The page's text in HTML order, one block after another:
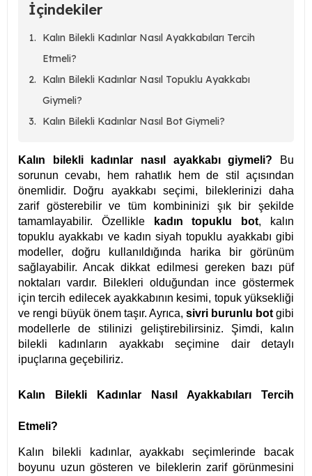
İçindekiler
Kalın Bilekli Kadınlar Nasıl Ayakkabıları Tercih
Etmeli?
Kalın Bilekli Kadınlar Nasıl Topuklu Ayakkabı
Giymeli?
Kalın Bilekli Kadınlar Nasıl Bot Giymeli?
Kalın bilekli kadınlar nasıl ayakkabı giymeli? Bu
sorunun cevabı, hem rahatlık hem de stil açısından
önemlidir. Doğru ayakkabı seçimi, bileklerinizi daha
zarif gösterebilir ve tüm kombininizi şık bir şekilde
tamamlayabilir. Özellikle
kadın topuklu bot, kalın
topuklu ayakkabı ve kadın siyah topuklu ayakkabı gibi
modeller, doğru kullanıldığında harika bir görünüm
sağlayabilir. Ancak dikkat edilmesi gereken bazı püf
noktaları vardır. Bilekleri olduğundan ince göstermek
için tercih edilecek ayakkabının kesimi, topuk yüksekliği
ve rengi büyük önem taşır. Ayrıca, sivri burunlu bot gibi
modellerle de stilinizi geliştirebilirsiniz. Şimdi, kalın
bilekli kadınların ayakkabı seçimine dair detaylı
ipuçlarına geçebiliriz.
Kalın Bilekli Kadınlar Nasıl Ayakkabıları Tercih
Etmeli?
Kalın bilekli kadınlar, ayakkabı seçimlerinde bacak
boyunu uzun gösteren ve bileklerin zarif görünmesini